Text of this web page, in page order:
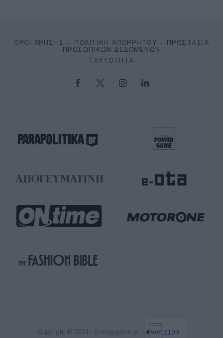
ΌΡΟΙ ΧΡΉΣΗΣ – ΠΟΛΙΤΙΚΉ ΑΠΟΡΡΉΤΟΥ – ΠΡΟΣΤΑΣΊΑ
ΠΡΟΣΩΠΙΚΏΝ ΔΕΔΟΜΈΝΩΝ
ΤΑΥΤΌΤΗΤΑ
Copyright © 2024 - Energygame.gr -